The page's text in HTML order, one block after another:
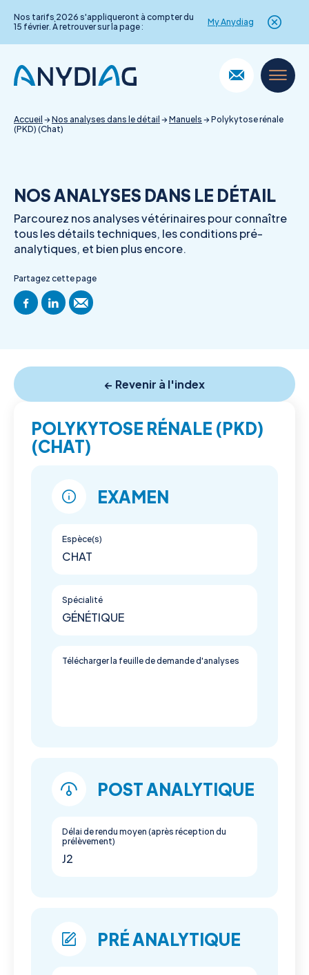
Nos tarifs 2026 s'appliqueront à compter du
15 février. À retrouver sur la page :
My Anydiag
content
Accueil →Nos analyses dans le détail →Manuels →Polykytose rénale
(PKD) (Chat)
NOS ANALYSES DANS LE DÉTAIL
Parcourez nos analyses vétérinaires pour connaître
tous les détails techniques, les conditions pré-
analytiques, et bien plus encore.
Partagez cette page
← Revenir à l'index
POLYKYTOSE RÉNALE (PKD)
(CHAT)
EXAMEN
Espèce(s)
CHAT
Spécialité
GÉNÉTIQUE
Télécharger la feuille de demande d'analyses
POST ANALYTIQUE
Délai de rendu moyen (après réception du
prélèvement)
J2
PRÉ ANALYTIQUE